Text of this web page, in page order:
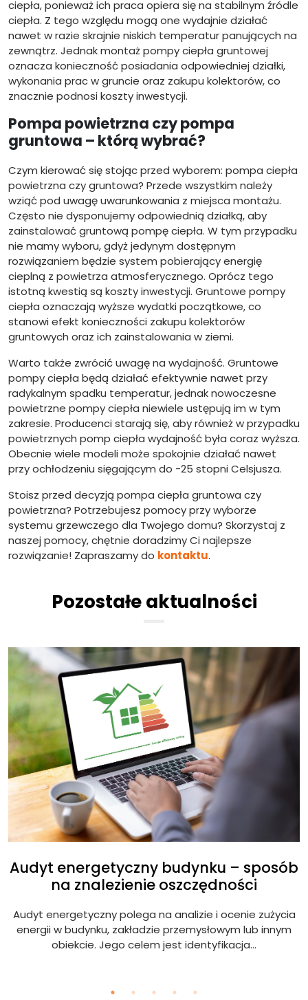
ciepła, ponieważ ich praca opiera się na stabilnym źródle
ciepła. Z tego względu mogą one wydajnie działać
nawet w razie skrajnie niskich temperatur panujących na
zewnątrz. Jednak montaż pompy ciepła gruntowej
oznacza konieczność posiadania odpowiedniej działki,
wykonania prac w gruncie oraz zakupu kolektorów, co
znacznie podnosi koszty inwestycji.
Pompa powietrzna czy pompa
gruntowa – którą wybrać?
Czym kierować się stojąc przed wyborem: pompa ciepła
powietrzna czy gruntowa? Przede wszystkim należy
wziąć pod uwagę uwarunkowania z miejsca montażu.
Często nie dysponujemy odpowiednią działką, aby
zainstalować gruntową pompę ciepła. W tym przypadku
nie mamy wyboru, gdyż jedynym dostępnym
rozwiązaniem będzie system pobierający energię
cieplną z powietrza atmosferycznego. Oprócz tego
istotną kwestią są koszty inwestycji. Gruntowe pompy
ciepła oznaczają wyższe wydatki początkowe, co
stanowi efekt konieczności zakupu kolektorów
gruntowych oraz ich zainstalowania w ziemi.
Warto także zwrócić uwagę na wydajność. Gruntowe
pompy ciepła będą działać efektywnie nawet przy
radykalnym spadku temperatur, jednak nowoczesne
powietrzne pompy ciepła niewiele ustępują im w tym
zakresie. Producenci starają się, aby również w przypadku
powietrznych pomp ciepła wydajność była coraz wyższa.
Obecnie wiele modeli może spokojnie działać nawet
przy ochłodzeniu sięgającym do -25 stopni Celsjusza.
Stoisz przed decyzją pompa ciepła gruntowa czy
powietrzna? Potrzebujesz pomocy przy wyborze
systemu grzewczego dla Twojego domu? Skorzystaj z
naszej pomocy, chętnie doradzimy Ci najlepsze
rozwiązanie! Zapraszamy do kontaktu.
Pozostałe aktualności
Audyt energetyczny budynku – sposób
na znalezienie oszczędności
Audyt energetyczny polega na analizie i ocenie zużycia
energii w budynku, zakładzie przemysłowym lub innym
obiekcie. Jego celem jest identyfikacja...